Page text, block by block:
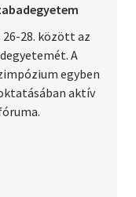
28. között az
A
egyben
aktív